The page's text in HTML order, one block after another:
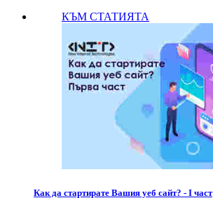
КЪМ СТАТИЯТА
Как да стартирате Вашия уеб сайт? - I част